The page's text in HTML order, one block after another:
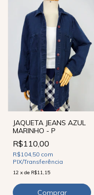
JAQUETA JEANS AZUL
MARINHO - P
R$110,00
R$104,50 com
PIX/Transferência
12 x de R$11,15